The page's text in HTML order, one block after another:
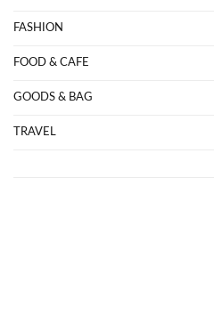
FASHION
FOOD & CAFE
GOODS & BAG
TRAVEL